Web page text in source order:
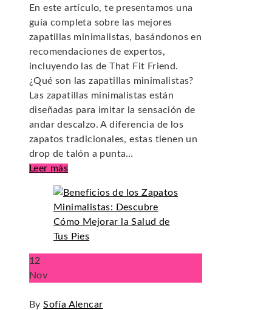
En este artículo, te presentamos una
guía completa sobre las mejores
zapatillas minimalistas, basándonos en
recomendaciones de expertos,
incluyendo las de That Fit Friend.
¿Qué son las zapatillas minimalistas?
Las zapatillas minimalistas están
diseñadas para imitar la sensación de
andar descalzo. A diferencia de los
zapatos tradicionales, estas tienen un
drop de talón a punta…
Leer más
12
Nov
BySofía Alencar